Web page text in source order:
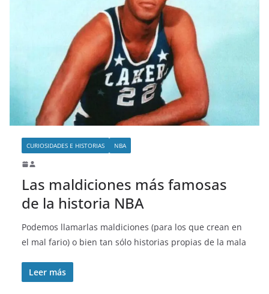
CURIOSIDADES E HISTORIAS NBA
Las maldiciones más famosas
de la historia NBA
Podemos llamarlas maldiciones (para los que crean en
el mal fario) o bien tan sólo historias propias de la mala
Leer más